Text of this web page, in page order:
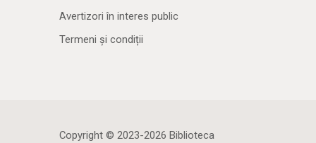
Avertizori în interes public
Termeni și condiții
Copyright © 2023-2026 Biblioteca